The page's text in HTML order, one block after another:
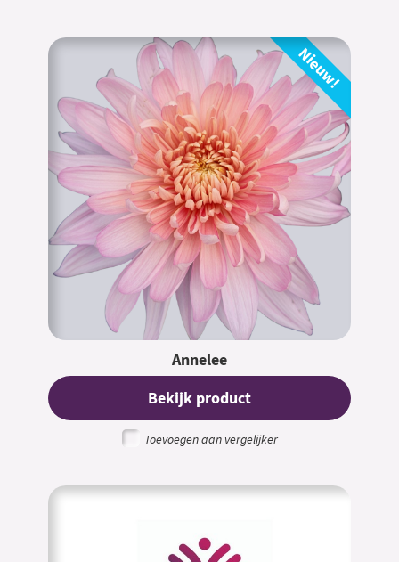
Nieuw!
Annelee
Bekijk product
Toevoegen aan vergelijker